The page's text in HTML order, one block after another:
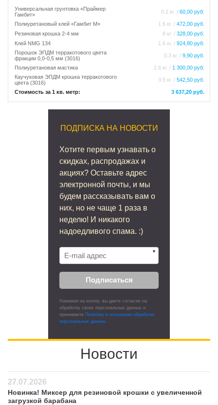
Универсальная грунтовка «Праймер
Гамбит»
0.2 кг. / 60,00 руб.
Полиуретановый клей «Гамбит М» 1.6 кг. / 472,00 руб.
Резиновая крошка 2-4 мм
8 кг. / 328,00 руб.
Клей NMG 134
1.6 кг. / 924,80 руб.
Порошок ЭПДМ терракотового цвета
фракции 0,0-0,5 мм (3016)
0.3 кг. / 9,90 руб.
Полиуретановая мастика 2.6 кг. / 1 300,00 руб.
Каучуковая ЭПДМ крошка терракотового
цвета (3016)
3.5 кг. / 542,50 руб.
Стоимость за 1 кв. метр: 3 637,20 руб.
ПОДПИСКА НА НОВОСТИ
Хотите первым узнавать о
скидках, распродажах и
акциях? Оставьте адрес
электронной почты, и мы
будем рассказывать вам о
них, но не чаще 1 раза в
неделю! И никакого
надоедливого спама. :)
*
Подписаться
Нажимая на кнопку, вы даете согласие на
обработку своих персональных данных и
принимаете Политику в отношении обработки
персональных данных.
Новости
27.07.2026
Новинка! Миксер для резиновой крошки с увеличенной
загрузкой барабана